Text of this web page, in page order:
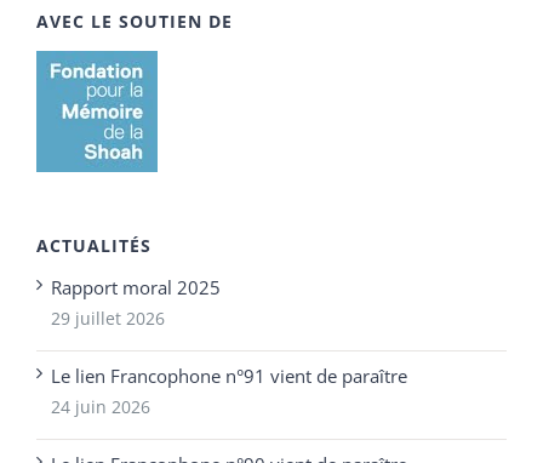
AVEC LE SOUTIEN DE
ACTUALITÉS
Rapport moral 2025
29 juillet 2026
Le lien Francophone n°91 vient de paraître
24 juin 2026